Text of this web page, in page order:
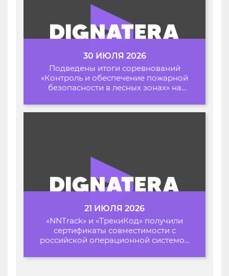
30 ИЮЛЯ 2026
Подведены итоги соревнований
«Контроль и обеспечение пожарной
безопасности в лесных зонах» на
21 ИЮЛЯ 2026
«NNTrack» и «ТрекиКод» получили
сертификаты совместимости с
российской операционной системой